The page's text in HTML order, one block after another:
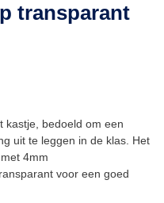
transparant
kastje, bedoeld om een
uit te leggen in de klas. Het
4mm
voor een goed